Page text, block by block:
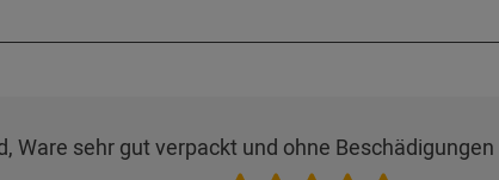
Ware sehr gut verpackt und ohne